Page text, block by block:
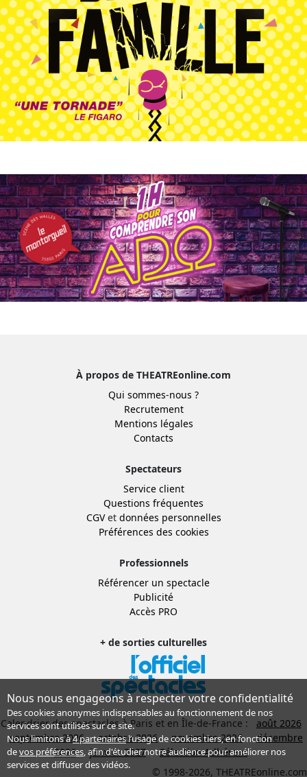
À propos de THEATREonline.com
Qui sommes-nous ?
Recrutement
Mentions légales
Contacts
Spectateurs
Service client
Questions fréquentes
CGVet données personnelles
Préférences des cookies
Professionnels
Référencer un spectacle
Publicité
Accès PRO
+ de sorties culturelles
Calendrier des spectacles à Paris et en Île-de-France :
août 2026
septembre 2026
octobre 2026 novembre 2026
décembre
2026
janvier 2027
Sélection Adhérent
© 1998-2026, THEATREonline.com
Nous nous engageons à respecter votre confidentialité
Des cookies anonymes indispensables au fonctionnement de nos
services sont utilisés sur ce site.
Nous limitons à4 partenairesl’usage de cookies tiers, en fonction
devos préférences, afin d'étudier notre audience pour améliorer nos
services et diffuser des vidéos.